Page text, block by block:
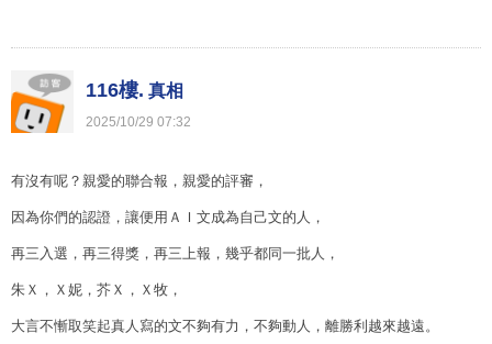
116樓. 真相
2025/10/29 07:32
有沒有呢？親愛的聯合報，親愛的評審，
因為你們的認證，讓便用ＡＩ文成為自己文的人，
再三入選，再三得獎，再三上報，幾乎都同一批人，
朱Ｘ，Ｘ妮，芥Ｘ，Ｘ牧，
大言不慚取笑起真人寫的文不夠有力，不夠動人，離勝利越來越遠。